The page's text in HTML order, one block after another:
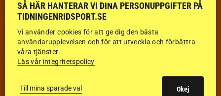
HOPPNING
DRESSYR
FÄLTTÄVLAN
KÖRNING
SÅ HÄR HANTERAR VI DINA PERSONUPPGIFTER PÅ
TIDNINGENRIDSPORT.SE
Vi använder cookies för att ge dig den bästa
användarupplevelsen och för att utveckla och förbättra
våra tjänster.
Läs vår integritetspolicy
Till mina sparade val Okej